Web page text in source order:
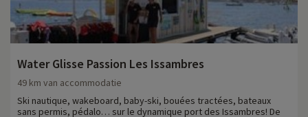
Water Glisse Passion Les Issambres
49 km van accommodatie
Ski nautique, wakeboard, baby-ski, bouées tractées, bateaux
sans permis, pédalo… sur le dynamique port des Issambres! De